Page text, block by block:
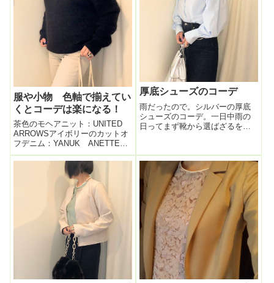
服や小物 色軸で揃えてい
くとコーデは楽になる！
茶色のモヘアニット：UNITED
ARROWSアイボリーのカットオ
フデニム：YANUK ANETTE
（サイズ24を履いています）コ
ート：HAPTICバッグ：
Baginningレースアップシュー
ズ：FABIO RUSCONI本日、得意
厚底シューズのコーデ
雨だったので。シルバーの厚底
シューズのコーデ。一日中雨の
日ってまず靴から選ばざるをえ
NG。スニーカーも布のものは履
きたくない感じ。そこで今日は
この厚底靴。これ、雨の日に便
利。この靴...